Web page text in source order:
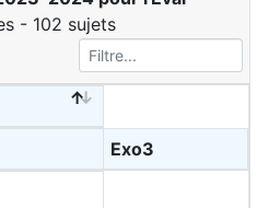
- 102 sujets
Exo3